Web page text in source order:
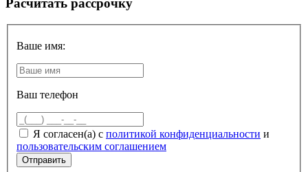
Расчитать рассрочку
Ваше имя:
Ваш телефон
Я согласен(а) с политикой конфиденциальности и
пользовательским соглашением